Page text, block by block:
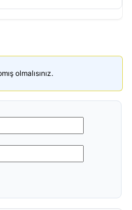
olmalısınız.